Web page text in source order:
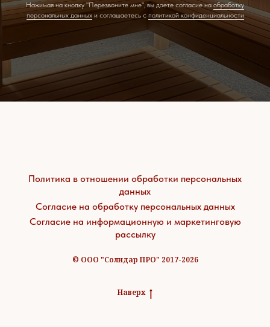
Нажимая на кнопку "Перезвоните мне", вы даете согласие наобработку
персональных данныхи соглашаетесь c политикой конфиденциальности
Политика в отношении обработки персональных
данных
Согласие на обработку персональных данных
Согласие на информационную и маркетинговую
рассылку
© ООО "Солидар ПРО" 2017-2026
Наверх